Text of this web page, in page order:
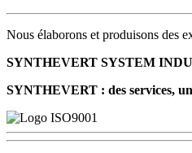
Nous élaborons et produisons des
SYNTHEVERT SYSTEM
SYNTHEVERT : des services,